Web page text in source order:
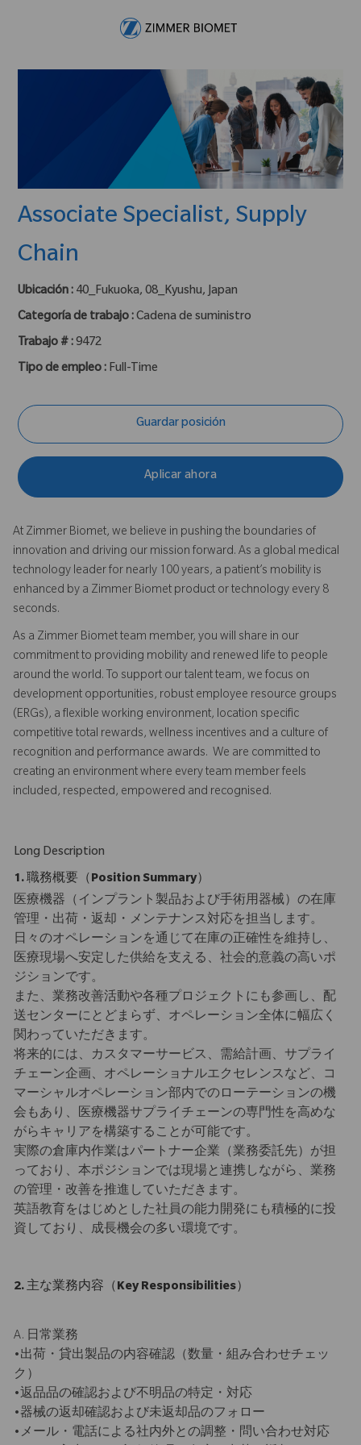
Associate Specialist, Supply
Chain
Ubicación : 40_Fukuoka, 08_Kyushu, Japan
Categoría de trabajo : Cadena de suministro
Trabajo # :9472
Tipo de empleo : Full-Time
Guardar posición
Aplicar ahora
At Zimmer Biomet, we believe in pushing the boundaries of
innovation and driving our mission forward. As a global medical
technology leader for nearly 100 years, a patient’s mobility is
enhanced by a Zimmer Biomet product or technology every 8
seconds.
As a Zimmer Biomet team member, you will share in our
commitment to providing mobility and renewed life to people
around the world. To support our talent team, we focus on
development opportunities, robust employee resource groups
(ERGs), a flexible working environment, location specific
competitive total rewards, wellness incentives and a culture of
recognition and performance awards. We are committed to
creating an environment where every team member feels
included, respected, empowered and recognised.
Long Description
1. 職務概要（Position Summary）
医療機器（インプラント製品および手術用器械）の在庫
管理・出荷・返却・メンテナンス対応を担当します。
日々のオペレーションを通じて在庫の正確性を維持し、
医療現場へ安定した供給を支える、社会的意義の高いポ
ジションです。
また、業務改善活動や各種プロジェクトにも参画し、配
送センターにとどまらず、オペレーション全体に幅広く
関わっていただきます。
将来的には、カスタマーサービス、需給計画、サプライ
チェーン企画、オペレーショナルエクセレンスなど、コ
マーシャルオペレーション部内でのローテーションの機
会もあり、医療機器サプライチェーンの専門性を高めな
がらキャリアを構築することが可能です。
実際の倉庫内作業はパートナー企業（業務委託先）が担
っており、本ポジションでは現場と連携しながら、業務
の管理・改善を推進していただきます。
英語教育をはじめとした社員の能力開発にも積極的に投
資しており、成長機会の多い環境です。
2. 主な業務内容（Key Responsibilities）
A. 日常業務
•出荷・貸出製品の内容確認（数量・組み合わせチェッ
ク）
•返品品の確認および不明品の特定・対応
•器械の返却確認および未返却品のフォロー
•メール・電話による社内外との調整・問い合わせ対応